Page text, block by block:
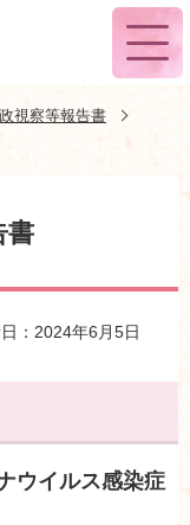
視察等報告書
書
：2024年6月5日
ウイルス感染症